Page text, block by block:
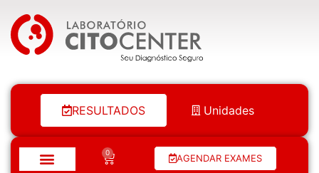
Laboratório Citocenter
RESULTADOS Unidades
0 AGENDAR EXAMES